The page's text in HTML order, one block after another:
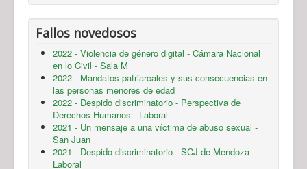
Fallos novedosos
2022 - Violencia de género digital - Cámara Nacional
en lo Civil - Sala M
2022 - Mandatos patriarcales y sus consecuencias en
las personas menores de edad
2022 - Despido discriminatorio - Perspectiva de
Derechos Humanos - Laboral
2021 - Un mensaje a una víctima de abuso sexual -
San Juan
2021 - Despido discriminatorio - SCJ de Mendoza -
Laboral